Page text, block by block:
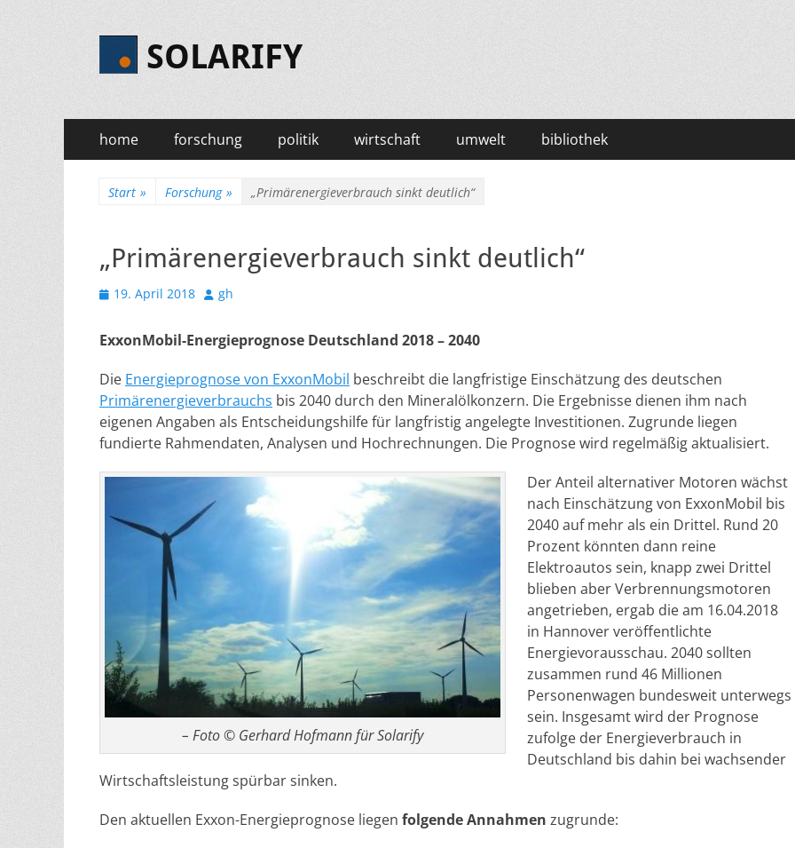
SOLARIFY
Primäres
Menü
Zum
Inhalt
home forschung politik wirtschaft umwelt bibliothek
Start » Forschung » „Primärenergieverbrauch sinkt deutlich“
„Primärenergieverbrauch sinkt deutlich“
Veröffentlicht
19. April 2018 Autor
gh
ExxonMobil-Energieprognose Deutschland 2018 – 2040
Die Energieprognose von ExxonMobil beschreibt die langfristige Einschätzung des deutschen
Primärenergieverbrauchs bis 2040 durch den Mineralölkonzern. Die Ergebnisse dienen ihm nach
eigenen Angaben als Entscheidungshilfe für langfristig angelegte Investitionen. Zugrunde liegen
fundierte Rahmendaten, Analysen und Hochrechnungen. Die Prognose wird regelmäßig aktualisiert.
– Foto © Gerhard Hofmann für Solarify
Der Anteil alternativer Motoren wächst
nach Einschätzung von ExxonMobil bis
2040 auf mehr als ein Drittel. Rund 20
Prozent könnten dann reine
Elektroautos sein, knapp zwei Drittel
blieben aber Verbrennungsmotoren
angetrieben, ergab die am 16.04.2018
in Hannover veröffentlichte
Energievorausschau. 2040 sollten
zusammen rund 46 Millionen
Personenwagen bundesweit unterwegs
sein. Insgesamt wird der Prognose
zufolge der Energieverbrauch in
Deutschland bis dahin bei wachsender
Wirtschaftsleistung spürbar sinken.
Den aktuellen Exxon-Energieprognose liegen folgende Annahmen zugrunde: